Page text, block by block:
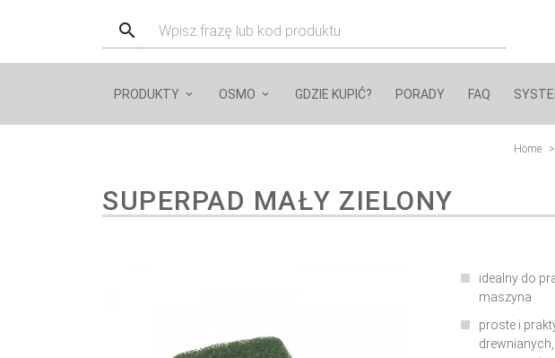
PRODUKTY OSMO GDZIE KUPIĆ? PORADY FAQ
Home
SUPERPAD MAŁY ZIELONY
idealny do
maszyna
proste i